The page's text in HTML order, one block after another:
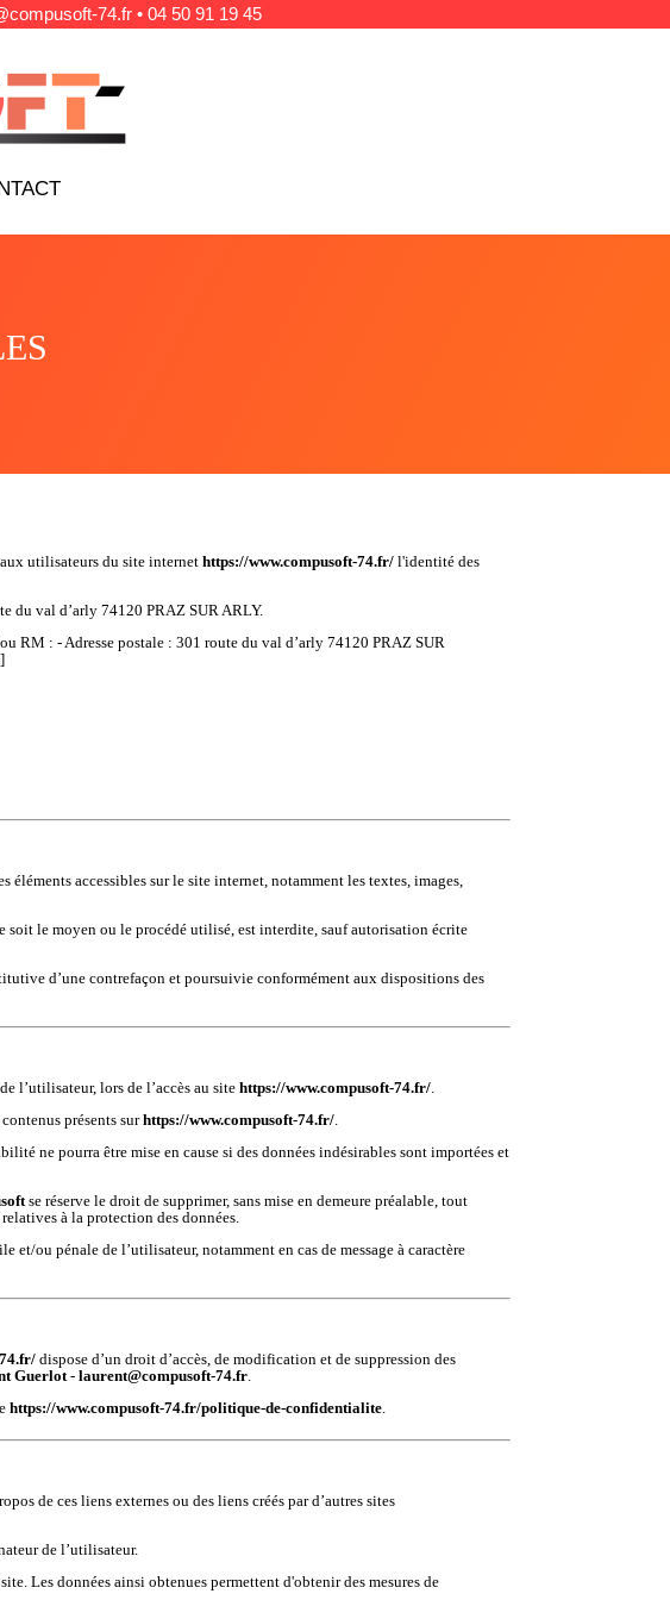
74.fr • 04 50 91 19 45
utilisateurs du site internethttps://www.compusoft-74.fr/ l'identité des
du val d’arly 74120 PRAZ SUR ARLY.
RM : - Adresse postale :301 route du val d’arly 74120 PRAZ SUR
accessibles sur le site internet, notamment les textes, images,
le moyen ou le procédé utilisé, est interdite, sauf autorisation écrite
d’une contrefaçon et poursuivie conformément aux dispositions des
l’utilisateur, lors de l’accès au sitehttps://www.compusoft-74.fr/
présents surhttps://www.compusoft-74.fr/
ne pourra être mise en cause si des données indésirables sont importées et
se réserve le droit de supprimer, sans mise en demeure préalable, tout
à la protection des données.
ou pénale de l’utilisateur, notamment en cas de message à caractère
dispose d’un droit d’accès, de modification et de suppression des
Guerlot-laurent@compusoft-74.fr
https://www.compusoft-74.fr/politique-de-confidentialite
de ces liens externes ou des liens créés par d’autres sites
de l’utilisateur.
Les données ainsi obtenues permettent d'obtenir des mesures de